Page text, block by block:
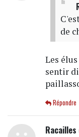
de
Les
sentir
Répondre
Racailles